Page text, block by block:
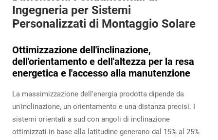
Ingegneria per Sistemi
Personalizzati di Montaggio Solare
Ottimizzazione dell'inclinazione,
dell'orientamento e dell'altezza per la resa
energetica e l'accesso alla manutenzione
La massimizzazione dell'energia prodotta dipende da
un'inclinazione, un orientamento e una distanza precisi. I
sistemi orientati a sud con angoli di inclinazione
ottimizzati in base alla latitudine generano dal 15% al 25%